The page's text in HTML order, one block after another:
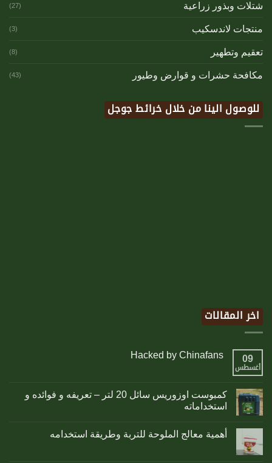
شتلات وبذور زراعية (27)
منتجات لاندسكيب (3)
تعقيم وتطهير (8)
مكافحة حشرات و قوارض وطيور (43)
للوصول الينا من خلال خرائط جوجل
اخر المقالات
09
أغسطس
Hacked by Chinafans
كمبوست اوزوريس سائل 20 لتر – تعريفه و فوائده و
استخداماته
أهمية معالج الملوحة للتربة وطريقة استخدامه